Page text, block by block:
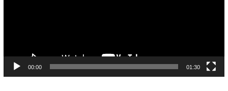
00:00 01:30